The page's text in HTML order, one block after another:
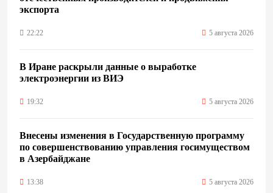
экспорта
22:22 5 августа 2026
В Иране раскрыли данные о выработке
электроэнергии из ВИЭ
19:32 5 августа 2026
Внесены изменения в Государственную программу
по совершенствованию управления госимуществом
в Азербайджане
13:38 5 августа 2026